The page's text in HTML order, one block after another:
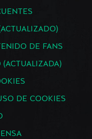
DE FANS
DE COOKIES